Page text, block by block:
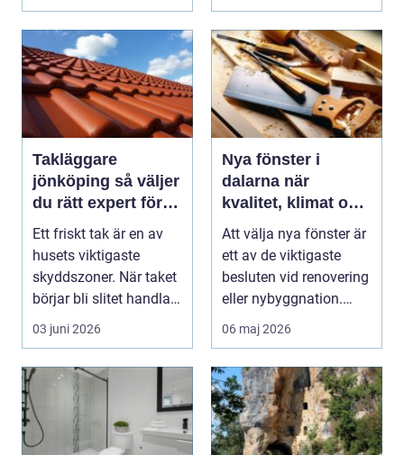
Takläggare
jönköping så väljer
du rätt expert för
ditt tak
Ett friskt tak är en av
husets viktigaste
skyddszoner. När taket
börjar bli slitet handlar
frågan sä...
03 juni 2026
Nya fönster i
dalarna när
kvalitet, klimat och
känsla samspelar
Att välja nya fönster är
ett av de viktigaste
besluten vid renovering
eller nybyggnation.
Fönster på...
06 maj 2026